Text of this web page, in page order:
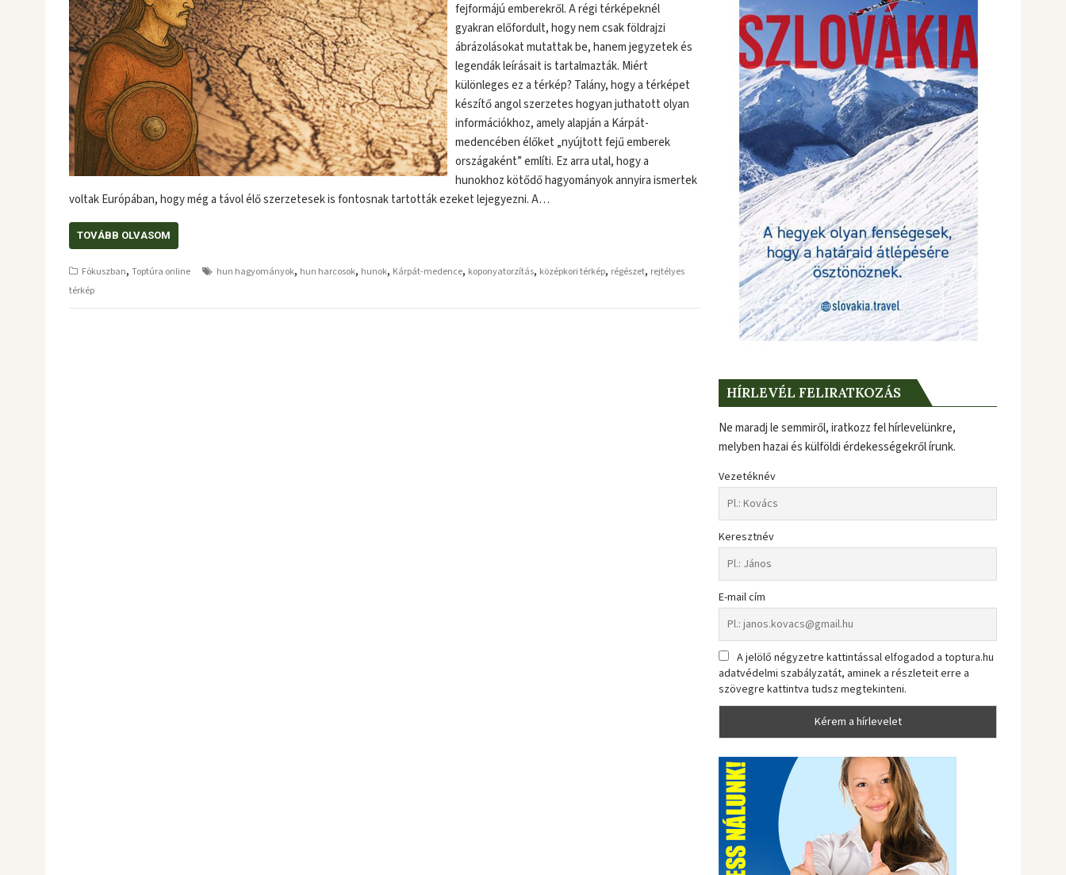
fejformájú emberekről. A régi térképeknél
gyakran előfordult, hogy nem csak földrajzi
ábrázolásokat mutattak be, hanem jegyzetek és
legendák leírásait is tartalmazták. Miért
különleges ez a térkép? Talány, hogy a térképet
készítő angol szerzetes hogyan juthatott olyan
információkhoz, amely alapján a Kárpát-
medencében élőket „nyújtott fejű emberek
országaként” említi. Ez arra utal, hogy a
hunokhoz kötődő hagyományok annyira ismertek
voltak Európában, hogy még a távol élő szerzetesek is fontosnak tartották ezeket lejegyezni. A…
TOVÁBB OLVASOM
Fókuszban, Toptúra online hun hagyományok, hun harcosok, hunok, Kárpát-medence, koponyatorzítás, középkori térkép, régészet, rejtélyes
térkép
HÍRLEVÉL FELIRATKOZÁS
Ne maradj le semmiről, iratkozz fel hírlevelünkre,
melyben hazai és külföldi érdekességekről írunk.
Vezetéknév
Keresztnév
E-mail cím
A jelölő négyzetre kattintással elfogadod a toptura.hu
adatvédelmi szabályzatát, aminek a részleteit erre a
szövegre kattintva tudsz megtekinteni.